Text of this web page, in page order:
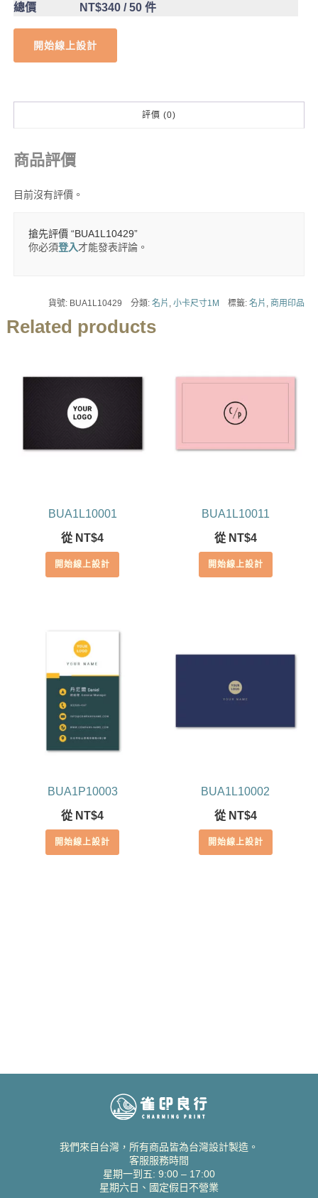
總價
NT$340/ 50 件
開始線上設計
評價 (0)
商品評價
目前沒有評價。
搶先評價 “BUA1L10429”
你必須登入才能發表評論。
貨號: BUA1L10429 分類:名片 ,小卡尺寸1M 標籤:名片 ,商用印品
Related products
BUA1L10001
從 NT$4
開始線上設計
BUA1L10011
從 NT$4
開始線上設計
BUA1P10003
從 NT$4
開始線上設計
BUA1L10002
從 NT$4
開始線上設計
我們來自台灣，所有商品皆為台灣設計製造。
客服服務時間
星期一到五: 9:00 – 17:00
星期六日、國定假日不營業